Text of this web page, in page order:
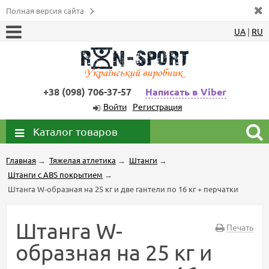
Полная версия сайта
UA | RU
+38 (098) 706-37-57 Написать в Viber
Войти Регистрация
Каталог товаров
Главная → Тяжелая атлетика → Штанги →
Штанги с ABS покрытием →
Штанга W-образная на 25 кг и две гантели по 16 кг + перчатки
Печать
Штанга W-
образная на 25 кг и